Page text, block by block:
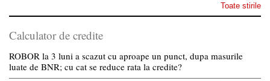
Toate stirile
Calculator de credite
ROBOR la 3 luni a scazut cu aproape un punct, dupa masurile
luate de BNR; cu cat se reduce rata la credite?